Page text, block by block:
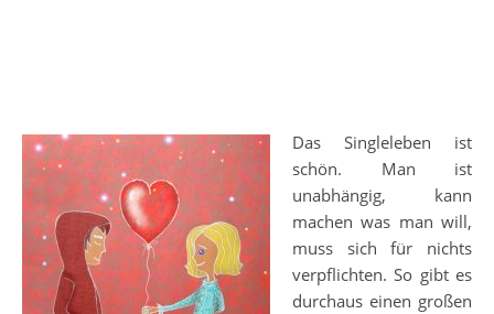
Das Singleleben ist
schön. Man ist
unabhängig, kann
machen was man will,
muss sich für nichts
verpflichten. So gibt es
durchaus einen großen